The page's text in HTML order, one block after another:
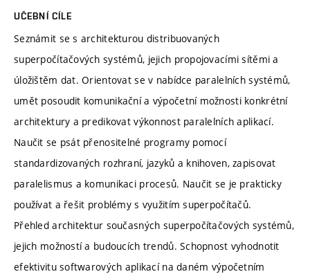
UČEBNÍ CÍLE
Seznámit se s architekturou distribuovaných
superpočítačových systémů, jejich propojovacími sítěmi a
úložištěm dat. Orientovat se v nabídce paralelních systémů,
umět posoudit komunikační a výpočetní možnosti konkrétní
architektury a predikovat výkonnost paralelních aplikací.
Naučit se psát přenositelné programy pomocí
standardizovaných rozhraní, jazyků a knihoven, zapisovat
paralelismus a komunikaci procesů. Naučit se je prakticky
používat a řešit problémy s využitím superpočítačů.
Přehled architektur současných superpočítačových systémů,
jejich možností a budoucích trendů. Schopnost vyhodnotit
efektivitu softwarových aplikací na daném výpočetním